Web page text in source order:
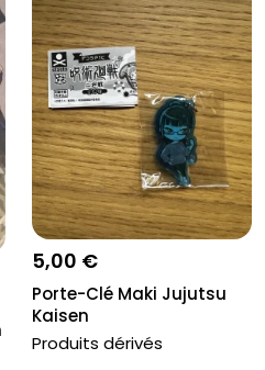
5,00 €
Porte-Clé Maki Jujutsu
Kaisen
Produits dérivés